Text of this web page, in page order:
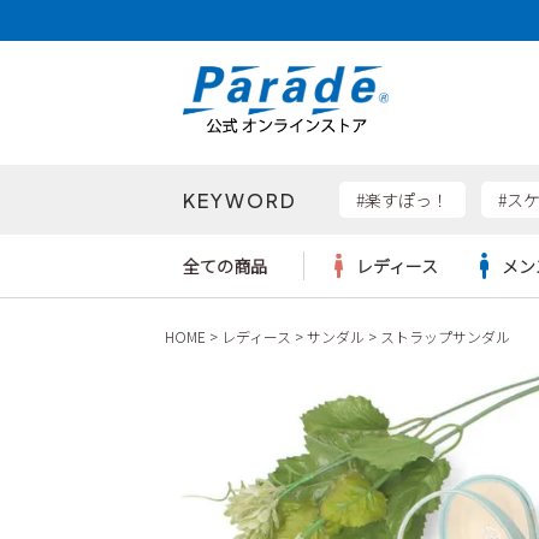
KEYWORD #楽すぽっ！ #ス
検索
全ての商品 レディース
レインシューズ
パンプス
スニーカー
カジ
ワー
ウェア
メ
レインシューズ
スニーカー
ビジネス・ドレスシューズ
レインシューズ
スニーカー
スクール
new
瞬足
メンズ新入荷
キッズ新入荷
メンズSALE
キッズSALE
ボディバッグ
ハンドバッグ
ビジネスバッグ
トー
ショ
雑貨
HOME レディース サンダル ストラップサンダル